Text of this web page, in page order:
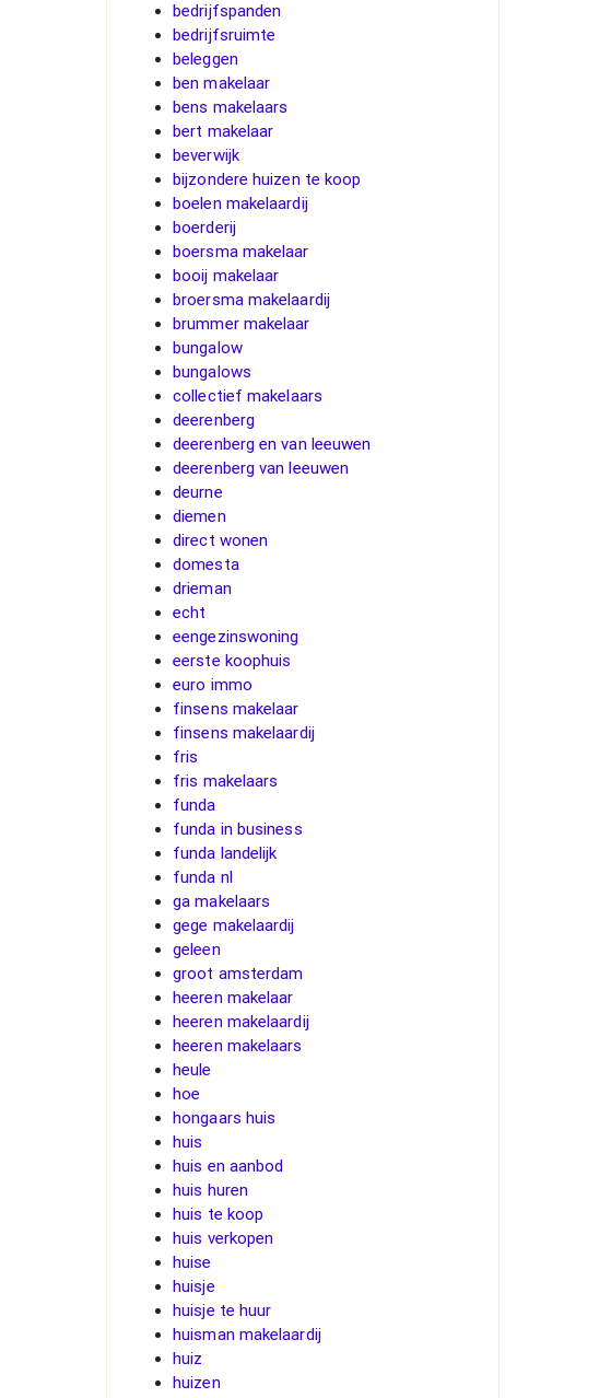
bedrijfspanden
bedrijfsruimte
beleggen
ben makelaar
bens makelaars
bert makelaar
beverwijk
bijzondere huizen te koop
boelen makelaardij
boerderij
boersma makelaar
booij makelaar
broersma makelaardij
brummer makelaar
bungalow
bungalows
collectief makelaars
deerenberg
deerenberg en van leeuwen
deerenberg van leeuwen
deurne
diemen
direct wonen
domesta
drieman
echt
eengezinswoning
eerste koophuis
euro immo
finsens makelaar
finsens makelaardij
fris
fris makelaars
funda
funda in business
funda landelijk
funda nl
ga makelaars
gege makelaardij
geleen
groot amsterdam
heeren makelaar
heeren makelaardij
heeren makelaars
heule
hoe
hongaars huis
huis
huis en aanbod
huis huren
huis te koop
huis verkopen
huise
huisje
huisje te huur
huisman makelaardij
huiz
huizen